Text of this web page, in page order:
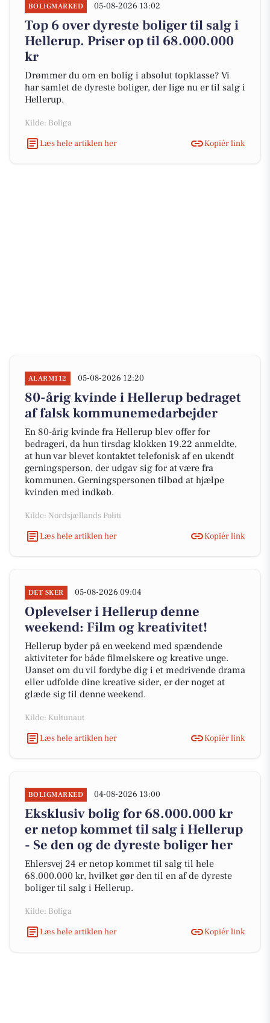
BOLIGMARKED 05-08-2026 13:02
Top 6 over dyreste boliger til salg i
Hellerup. Priser op til 68.000.000
kr
Drømmer du om en bolig i absolut topklasse? Vi
har samlet de dyreste boliger, der lige nu er til salg i
Hellerup.
Kilde: Boliga
Læs hele artiklen her
Kopiér link
ALARM112 05-08-2026 12:20
80-årig kvinde i Hellerup bedraget
af falsk kommunemedarbejder
En 80-årig kvinde fra Hellerup blev offer for
bedrageri, da hun tirsdag klokken 19.22 anmeldte,
at hun var blevet kontaktet telefonisk af en ukendt
gerningsperson, der udgav sig for at være fra
kommunen. Gerningspersonen tilbød at hjælpe
kvinden med indkøb.
Kilde: Nordsjællands Politi
Læs hele artiklen her
Kopiér link
DET SKER 05-08-2026 09:04
Oplevelser i Hellerup denne
weekend: Film og kreativitet!
Hellerup byder på en weekend med spændende
aktiviteter for både filmelskere og kreative unge.
Uanset om du vil fordybe dig i et medrivende drama
eller udfolde dine kreative sider, er der noget at
glæde sig til denne weekend.
Kilde: Kultunaut
Læs hele artiklen her
Kopiér link
BOLIGMARKED 04-08-2026 13:00
Eksklusiv bolig for 68.000.000 kr
er netop kommet til salg i Hellerup
- Se den og de dyreste boliger her
Ehlersvej 24 er netop kommet til salg til hele
68.000.000 kr, hvilket gør den til en af de dyreste
boliger til salg i Hellerup.
Kilde: Boliga
Læs hele artiklen her
Kopiér link